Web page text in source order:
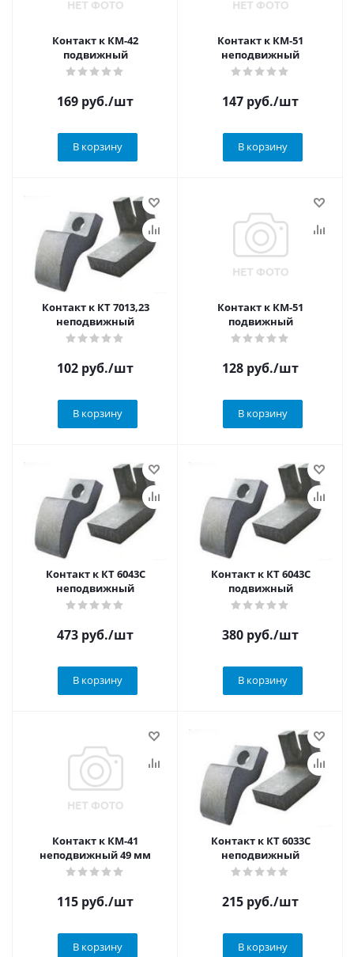
Контакт к КМ-42
подвижный
169 руб./шт
В корзину
Контакт к КМ-51
неподвижный
147 руб./шт
В корзину
Контакт к КТ 7013,23
неподвижный
102 руб./шт
В корзину
Контакт к КМ-51
подвижный
128 руб./шт
В корзину
Контакт к КТ 6043С
неподвижный
473 руб./шт
В корзину
Контакт к КТ 6043С
подвижный
380 руб./шт
В корзину
Контакт к КМ-41
неподвижный 49 мм
115 руб./шт
В корзину
Контакт к КТ 6033С
неподвижный
215 руб./шт
В корзину